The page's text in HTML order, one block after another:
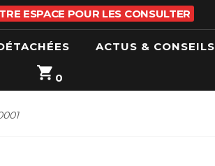
ESPACE POUR LES CONSULTER
ACTUS & CONSEILS
0